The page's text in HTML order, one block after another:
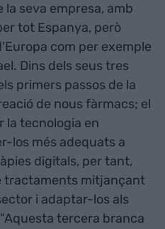
la seva empresa, amb
tot Espanya, però
com per exemple
Dins dels seus tres
primers passos de la
de nous fàrmacs; el
la tecnologia en
los més adequats a
digitals, per tant,
tractaments mitjançant
i adaptar-los als
tercera branca